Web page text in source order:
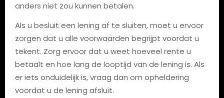
anders niet zou kunnen betalen.
Als u besluit een lening af te sluiten, moet u ervoor
zorgen dat u alle voorwaarden begrijpt voordat u
tekent. Zorg ervoor dat u weet hoeveel rente u
betaalt en hoe lang de looptijd van de lening is. Als
er iets onduidelijk is, vraag dan om opheldering
voordat u de lening afsluit.